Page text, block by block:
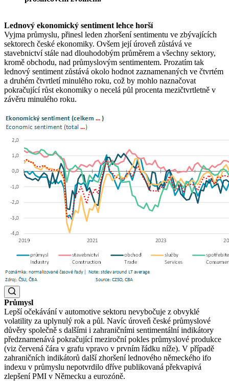
Lednový ekonomický sentiment lehce horší
Vyjma průmyslu, přinesl leden zhoršení sentimentu ve zbývajících
sektorech české ekonomiky. Ovšem její úroveň zůstává ve
stavebnictví stále nad dlouhodobým průměrem a všechny sektory,
kromě obchodu, nad průmyslovým sentimentem. Prozatím tak
lednový sentiment zůstává okolo hodnot zaznamenaných ve čtvrtém
a druhém čtvrtletí minulého roku, což by mohlo naznačovat
pokračující růst ekonomiky o necelá půl procenta mezičtvrtletně v
závěru minulého roku.
Průmysl
Lepší očekávání v automotive sektoru nevybočuje z obvyklé
volatility za uplynulý rok a půl. Navíc úroveň české průmyslové
důvěry společně s dalšími i zahraničními sentimentální indikátory
předznamenává pokračující meziroční pokles průmyslové produkce
(viz červená čára v grafu vpravo v prvním řádku níže). V případě
zahraničních indikátorů další zhoršení lednového německého ifo
indexu v průmyslu nepotvrdilo dříve publikovaná překvapivá
zlepšení PMI v Německu a eurozóně.